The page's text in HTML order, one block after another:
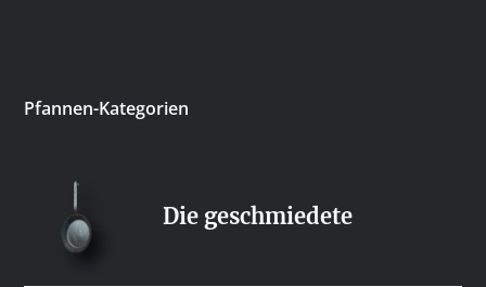
Pfannen-Kategorien
Die geschmiedete